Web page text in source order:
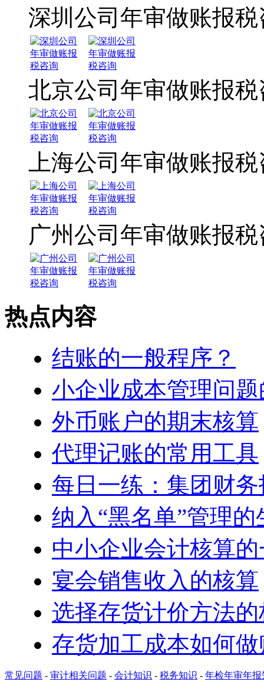
深圳公司年审做账报税
北京公司年审做账报税
上海公司年审做账报
广州公司年审做账报
热点内容
结账的一般程序？
小企业成本管理问
外币账户的期末核算
代理记账的常用工具
每日一练：集团财
纳入“黑名单”管理
中小企业会计核算
宴会销售收入的核算
选择存货计价方法
存货加工成本如何做
常见问题 - 审计相关问题 - 会计知识 - 税务知识 - 年检年审年报